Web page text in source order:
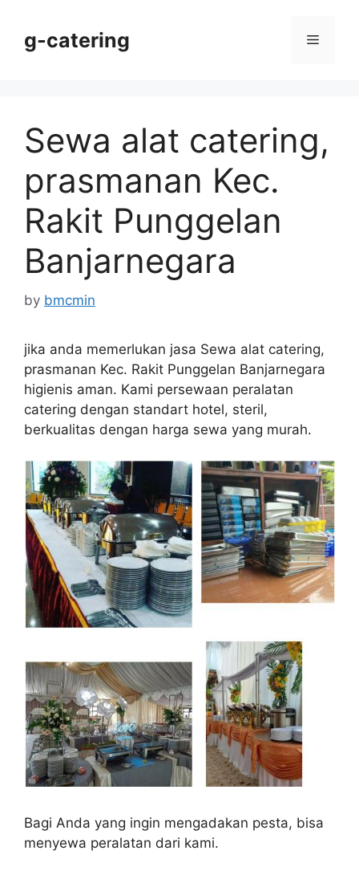
contentg-catering Menu
Sewa alat catering,
prasmanan Kec.
Rakit Punggelan
Banjarnegara
by bmcmin
jika anda memerlukan jasa Sewa alat catering,
prasmanan Kec. Rakit Punggelan Banjarnegara
higienis aman. Kami persewaan peralatan
catering dengan standart hotel, steril,
berkualitas dengan harga sewa yang murah.
Bagi Anda yang ingin mengadakan pesta, bisa
menyewa peralatan dari kami.